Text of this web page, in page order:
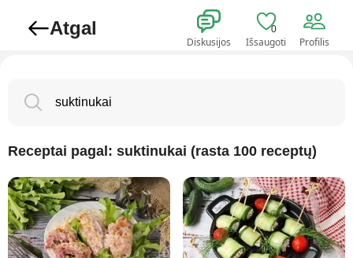
Atgal
Diskusijos
0
Išsaugoti Profilis
Receptai pagal: suktinukai (rasta 100 receptų)